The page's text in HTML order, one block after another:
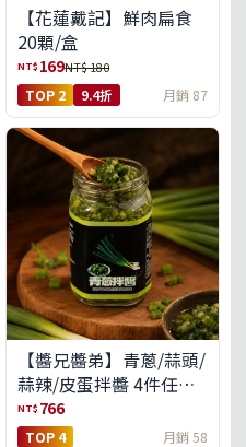
【花蓮戴記】鮮肉扁食
20顆/盒
NT$ 169NT$ 180
TOP 2 9.4折 月銷 87
【醬兄醬弟】青蔥/蒜頭/
蒜辣/皮蛋拌醬 4件任選
(免運組)
NT$ 766
TOP 4 月銷 58